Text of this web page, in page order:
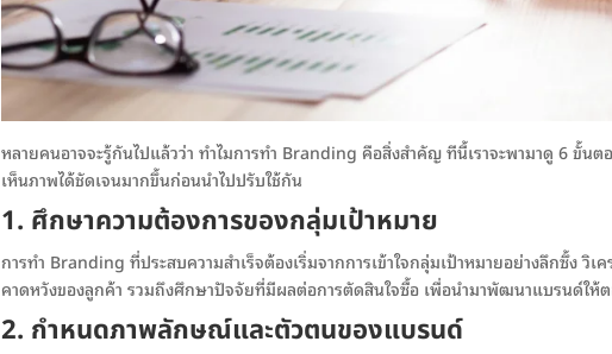
หลายคนอาจจะรู้กันไปแล้วว่า ทำไมการทำ Branding คือสิ่งสำคัญ ทีนี้เราจะพามาดู 6 ขั้น
เห็นภาพได้ชัดเจนมากขึ้นก่อนนำไปปรับใช้กัน
1. ศึกษาความต้องการของกลุ่มเป้าหมาย
การทำ Branding ที่ประสบความสำเร็จต้องเริ่มจากการเข้าใจกลุ่มเป้าหมายอย่างลึกซึ้ง วิ
คาดหวังของลูกค้า รวมถึงศึกษาปัจจัยที่มีผลต่อการตัดสินใจซื้อ เพื่อนำมาพัฒนาแบรนด์ให้
2. กำหนดภาพลักษณ์และตัวตนของแบรนด์